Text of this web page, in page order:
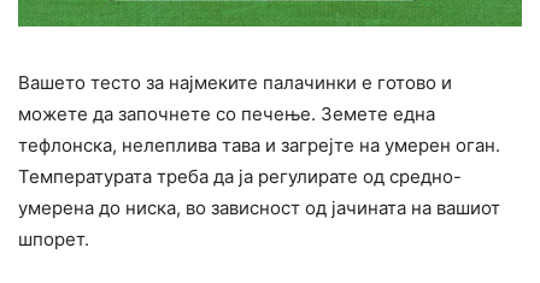
Вашето тесто за најмеките палачинки е готово и
можете да започнете со печење. Земете една
тефлонска, нелеплива тава и загрејте на умерен оган.
Температурата треба да ја регулирате од средно-
умерена до ниска, во зависност од јачината на вашиот
шпорет.